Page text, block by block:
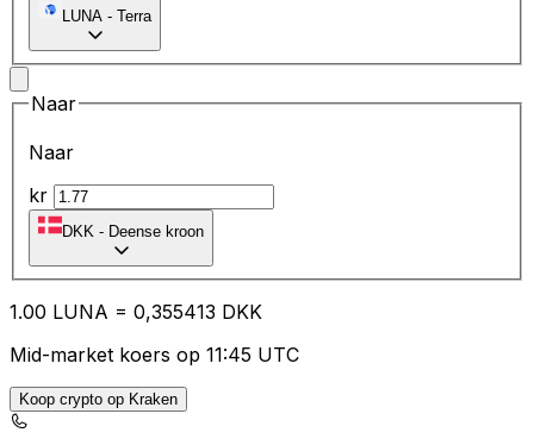
LUNA - Terra
Naar
Naar
kr
DKK - Deense kroon
1.00 LUNA = 0,355413 DKK
Mid-market koers op 11:45 UTC
Koop crypto op Kraken